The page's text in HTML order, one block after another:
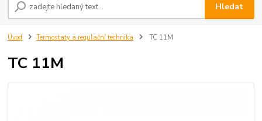
Hledat
Úvod Termostaty a regulační technika TC 11M
TC 11M